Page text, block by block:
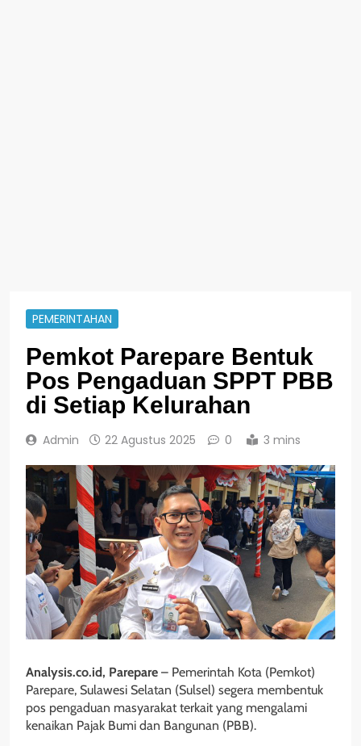
PEMERINTAHAN
Pemkot Parepare Bentuk
Pos Pengaduan SPPT PBB
di Setiap Kelurahan
Admin 22 Agustus 2025 0 3 mins
Analysis.co.id, Parepare – Pemerintah Kota (Pemkot)
Parepare, Sulawesi Selatan (Sulsel) segera membentuk
pos pengaduan masyarakat terkait yang mengalami
kenaikan Pajak Bumi dan Bangunan (PBB).